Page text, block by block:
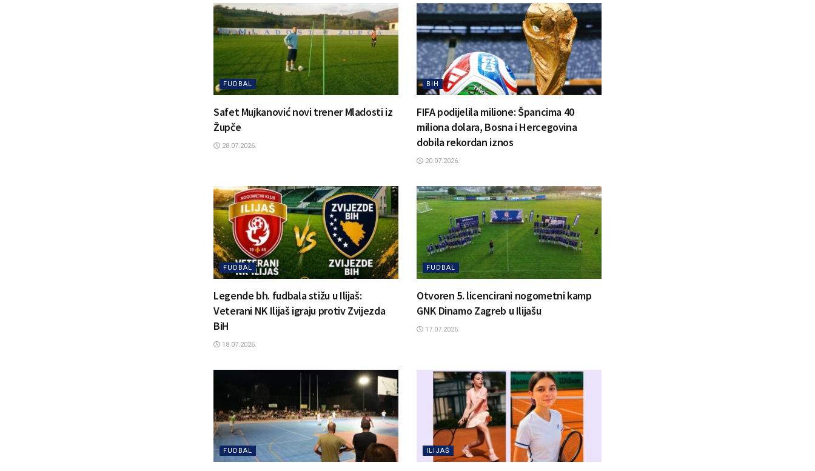
FUDBAL
Safet Mujkanović novi trener Mladosti iz
Župče
28.07.2026.
BIH
FIFA podijelila milione: Špancima 40
miliona dolara, Bosna i Hercegovina
dobila rekordan iznos
20.07.2026.
FUDBAL
Legende bh. fudbala stižu u Ilijaš:
Veterani NK Ilijaš igraju protiv Zvijezda
BiH
18.07.2026.
FUDBAL
Otvoren 5. licencirani nogometni kamp
GNK Dinamo Zagreb u Ilijašu
17.07.2026.
FUDBAL ILIJAŠ